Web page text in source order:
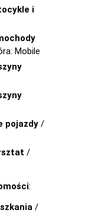
i
Mobile
pojazdy /
/
:
/